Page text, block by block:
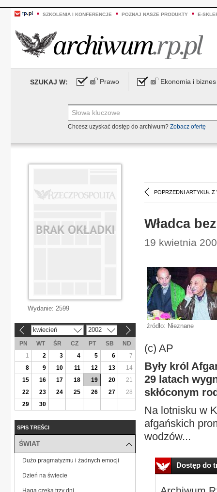
SZKOLENIA I KONFERENCJE POZNAJ NASZE PRODUKTY E-
SZUKAJ W: Prawo Ekonomia i biznes
Chcesz uzyskać dostęp do archiwum? Zobacz ofertę
POPRZEDNI ARTYKUŁ Z
Władca
19 kwietnia
źródło: Nieznane
(c) AP
Były król
29 latach
skłóconym
Na lotnisku w
afgańskich
wodzów...
Dostęp do
Wydanie: 2599
kwiecień 2002
PN WT ŚR CZ PT SB
ND
1
2 3 4 5 6
7
8
9 10 11 12 13
14
15
16 17 18 19 20
21
22
23 24 25 26 27
28
29
30
SPIS TREŚCI
ŚWIAT
Dużo pragmatyzmu i żadnych emocji
Dzień na świecie
Haga czeka trzy dni